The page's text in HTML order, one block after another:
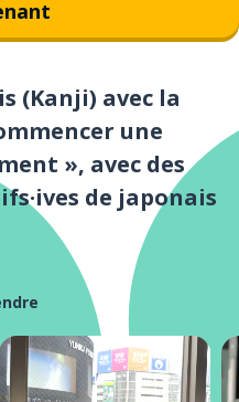
(Kanji) avec la
une
», avec des
de japonais